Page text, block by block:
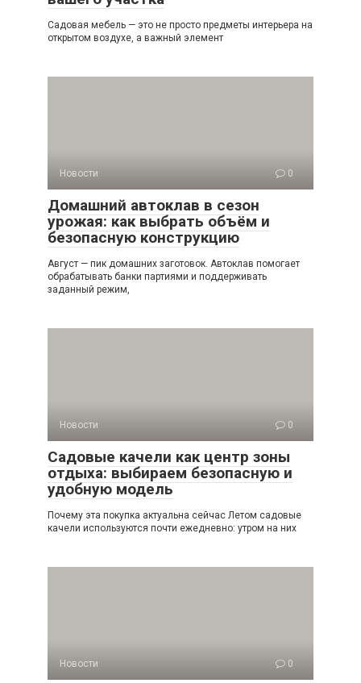
Садовая мебель — это не просто предметы интерьера на
открытом воздухе, а важный элемент
Новости 0
Домашний автоклав в сезон
урожая: как выбрать объём и
безопасную конструкцию
Август — пик домашних заготовок. Автоклав помогает
обрабатывать банки партиями и поддерживать
заданный режим,
Новости 0
Садовые качели как центр зоны
отдыха: выбираем безопасную и
удобную модель
Почему эта покупка актуальна сейчас Летом садовые
качели используются почти ежедневно: утром на них
Новости 0